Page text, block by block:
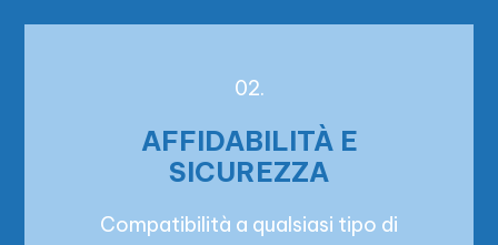
02.
AFFIDABILITÀ E
SICUREZZA
Compatibilità a qualsiasi tipo di